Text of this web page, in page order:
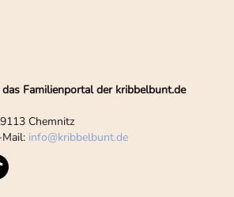
Familienportal der kribbelbunt.de
Chemnitz
info@kribbelbunt.de